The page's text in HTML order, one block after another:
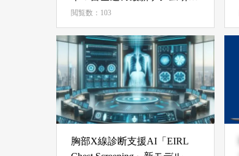
が示す未来
閲覧数：103
胸部X線診断支援AI「EIRL